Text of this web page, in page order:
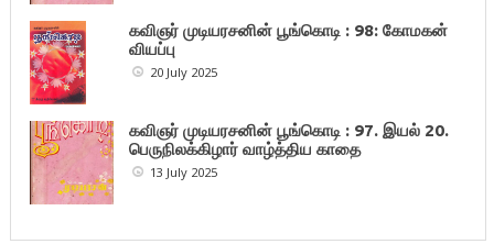
கவிஞர் முடியரசனின் பூங்கொடி : 98: கோமகன்
வியப்பு
20 July 2025
கவிஞர் முடியரசனின் பூங்கொடி : 97. இயல் 20.
பெருநிலக்கிழார் வாழ்த்திய காதை
13 July 2025